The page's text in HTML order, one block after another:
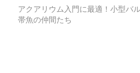
アクアリウム入門に最適！小型バ
帯魚の仲間たち